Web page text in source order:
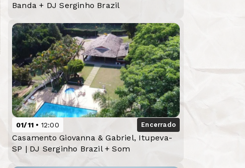
Banda + DJ Serginho Brazil
01/11 12:00 Encerrado
Casamento Giovanna & Gabriel, Itupeva-
SP | DJ Serginho Brazil + Som